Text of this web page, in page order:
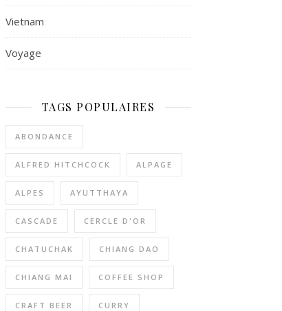
Vietnam
Voyage
TAGS POPULAIRES
ABONDANCE
ALFRED HITCHCOCK ALPAGE
ALPES AYUTTHAYA
CASCADE CERCLE D'OR
CHATUCHAK CHIANG DAO
CHIANG MAI COFFEE SHOP
CRAFT BEER CURRY